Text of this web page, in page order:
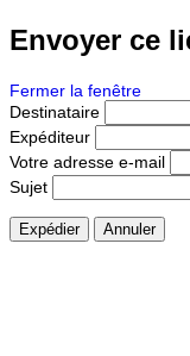
Envoyer ce
Fermer la fenêtre
Destinataire
Expéditeur
Votre adresse e-mail
Sujet
Expédier Annuler